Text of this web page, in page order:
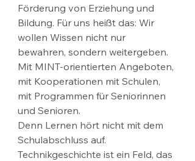
Förderung von Erziehung und
Bildung. Für uns heißt das: Wir
wollen Wissen nicht nur
bewahren, sondern weitergeben.
Mit MINT-orientierten Angeboten,
mit Kooperationen mit Schulen,
mit Programmen für Seniorinnen
und Senioren.
Denn Lernen hört nicht mit dem
Schulabschluss auf.
Technikgeschichte ist ein Feld, das